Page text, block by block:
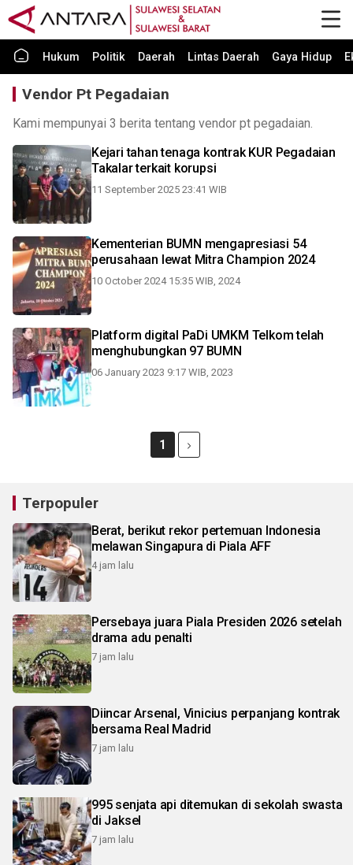
Hukum Politik Daerah Lintas Daerah Gaya Hidup
Vendor Pt Pegadaian
Kami mempunyai 3 berita tentang vendor pt pegadaian.
Kejari tahan tenaga kontrak KUR Pegadaian
Takalar terkait korupsi
11 September 2025 23:41 WIB
Kementerian BUMN mengapresiasi 54
perusahaan lewat Mitra Champion 2024
10 October 2024 15:35 WIB, 2024
Platform digital PaDi UMKM Telkom telah
menghubungkan 97 BUMN
06 January 2023 9:17 WIB, 2023
1
Terpopuler
Berat, berikut rekor pertemuan Indonesia
melawan Singapura di Piala AFF
4 jam lalu
Persebaya juara Piala Presiden 2026 setelah
drama adu penalti
7 jam lalu
Diincar Arsenal, Vinicius perpanjang kontrak
bersama Real Madrid
7 jam lalu
995 senjata api ditemukan di sekolah swasta
di Jaksel
7 jam lalu